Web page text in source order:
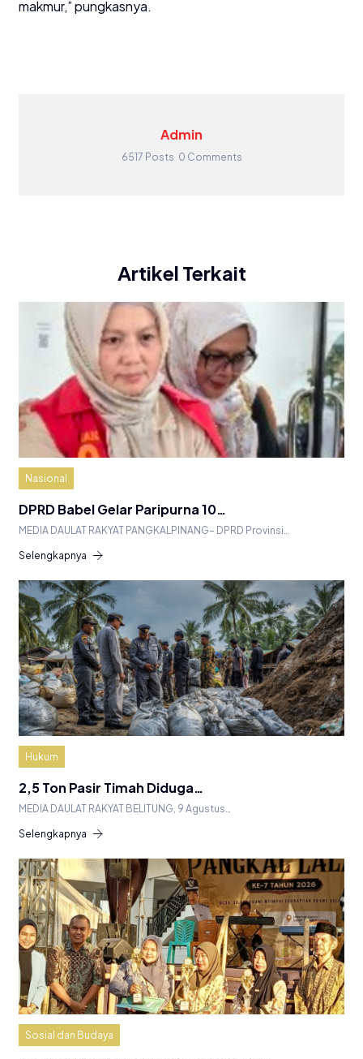
makmur,” pungkasnya.
Admin
6517 Posts 0 Comments
Artikel Terkait
Nasional
DPRD Babel Gelar Paripurna 10…
MEDIA DAULAT RAKYAT PANGKALPINANG– DPRD Provinsi…
Selengkapnya
Hukum
2,5 Ton Pasir Timah Diduga…
MEDIA DAULAT RAKYAT BELITUNG, 9 Agustus…
Selengkapnya
Sosial dan Budaya